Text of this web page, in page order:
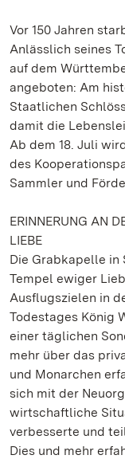
Vor 150 Jahren
Anlässlich seines
auf dem
angeboten: Am
Staatlichen
damit die
Ab dem 18. Juli
des
Sammler und
ERINNERUNG AN
LIEBE
Die Grabkapelle
Tempel ewiger
Ausflugszielen in
Todestages König
einer täglichen
mehr über das
und Monarchen
sich mit der
wirtschaftliche
verbesserte und
Dies und mehr